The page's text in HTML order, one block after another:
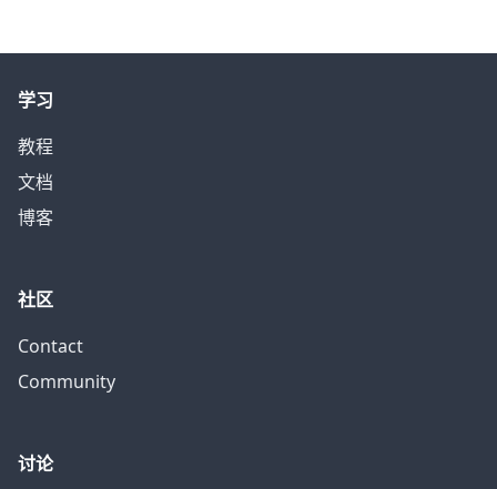
学习
教程
文档
博客
社区
Contact
Community
讨论